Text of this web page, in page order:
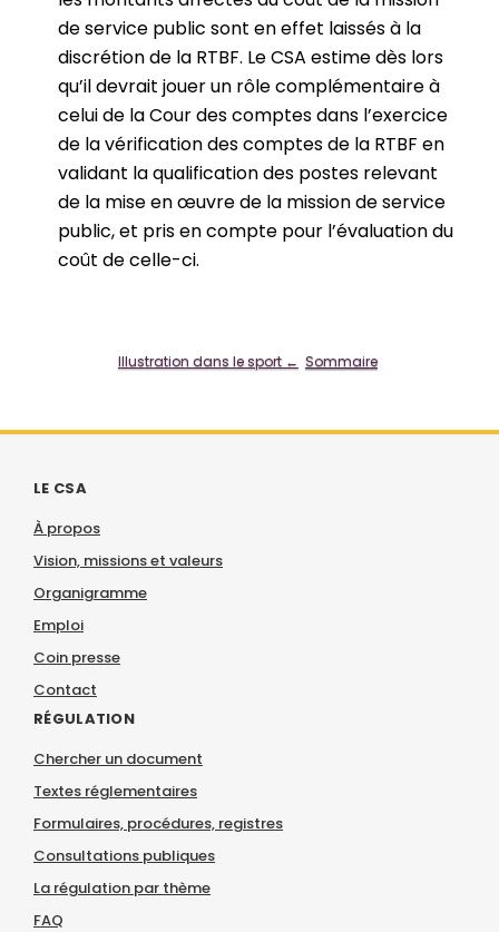
de service public sont en effet laissés à la
discrétion de la RTBF. Le CSA estime dès lors
qu’il devrait jouer un rôle complémentaire à
celui de la Cour des comptes dans l’exercice
de la vérification des comptes de la RTBF en
validant la qualification des postes relevant
de la mise en œuvre de la mission de service
public, et pris en compte pour l’évaluation du
coût de celle-ci.
Illustration dans le sport ← Sommaire
LE CSA
À propos
Vision, missions et valeurs
Organigramme
Emploi
Coin presse
Contact
RÉGULATION
Chercher un document
Textes réglementaires
Formulaires, procédures, registres
Consultations publiques
La régulation par thème
FAQ